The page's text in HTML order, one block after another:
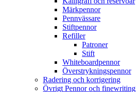
Märkpennor
Pennvässare
Stiftpennor
Refiller
Patroner
Stift
Whiteboardpennor
Överstrykningspennor
Radering och korrigering
Övrigt Pennor och finewriting